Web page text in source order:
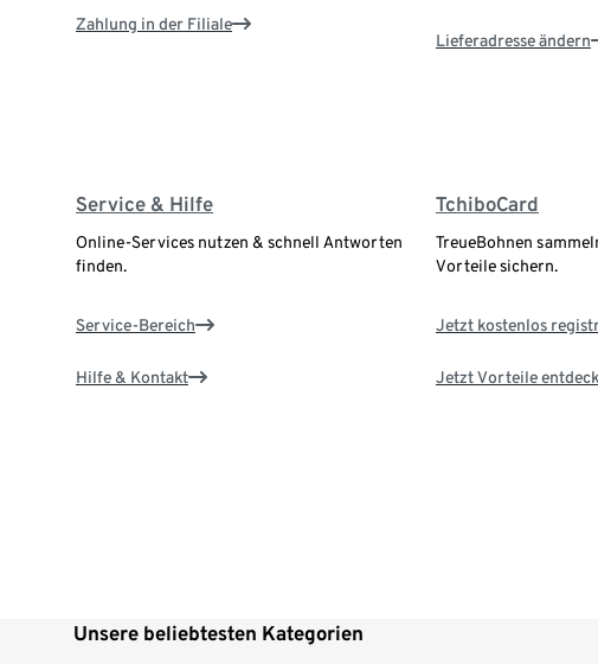
Zahlung in der Filiale
Lieferadresse ändern
Service & Hilfe
Online-Services nutzen & schnell Antworten
finden.
Service-Bereich
Hilfe & Kontakt
TchiboCard
TreueBohnen
Vorteile sichern.
Jetzt kostenlos
Jetzt Vorteile
Unsere beliebtesten Kategorien